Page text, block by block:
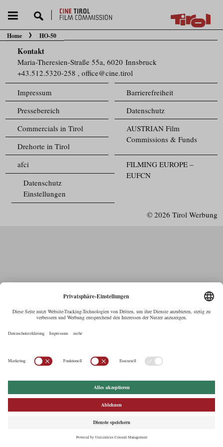
Sie befinden sich hier:
Home HO-50
Kontakt
Maria-Theresien-Straße 55a, 6020 Innsbruck
+43.512.5320-258 ,office@cine.tirol
Impressum
Barrierefreiheit
Pressebereich
Datenschutz
Commercials in Tirol
AUSTRIAN Film
Commissions & Funds
Drehorte in Tirol
FILMING EUROPE –
EUFCN
afci
Datenschutz
Einstellungen
© 2026 Tirol Werbung